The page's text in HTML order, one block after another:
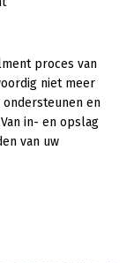
proces van
niet meer
en
in- en opslag
van uw